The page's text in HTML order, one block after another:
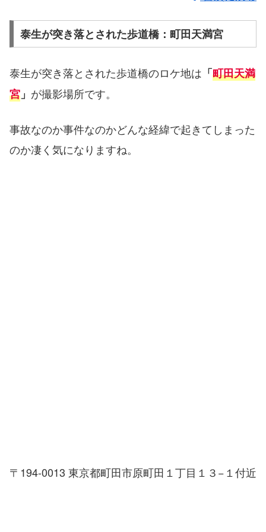
泰生が突き落とされた歩道橋：町田天満宮
泰生が突き落とされた歩道橋のロケ地は 「町田天満
宮 」 が撮影場所です。
事故なのか事件なのかどんな経緯で起きてしまった
のか凄く気になりますね。
〒194-0013 東京都町田市原町田１丁目１３−１付近